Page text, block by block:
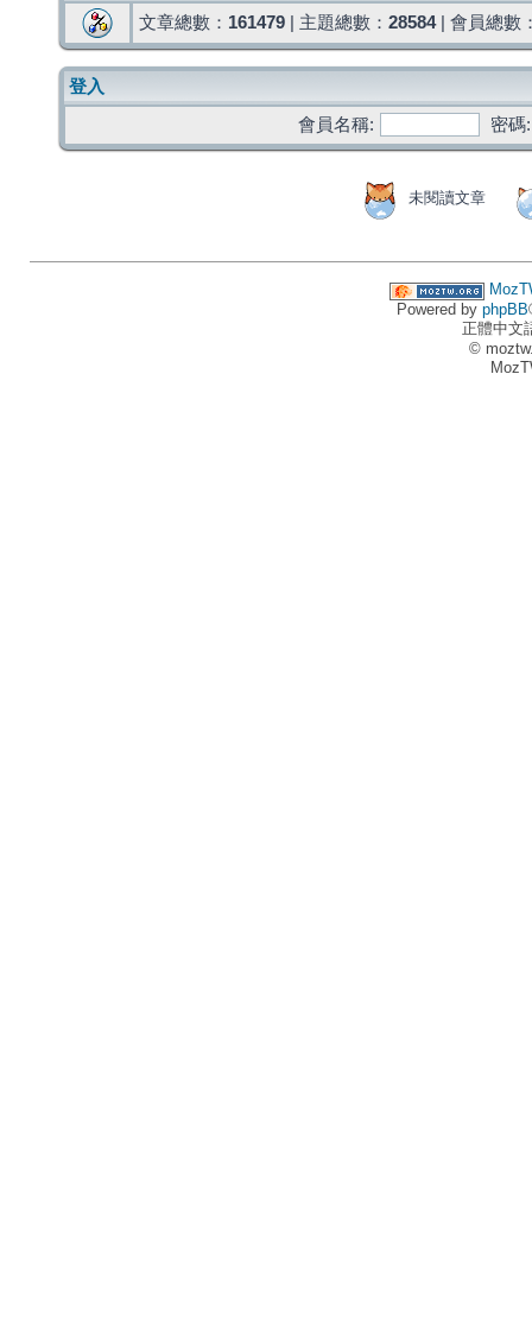
文章總數： 161479 | 主題總數： 28584| 會員總數
登入
會員名稱:
密碼:
未閱讀文章
Powered by phpBB
正體中文
©